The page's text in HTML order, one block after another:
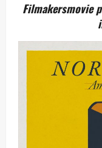
Filmakersmovie